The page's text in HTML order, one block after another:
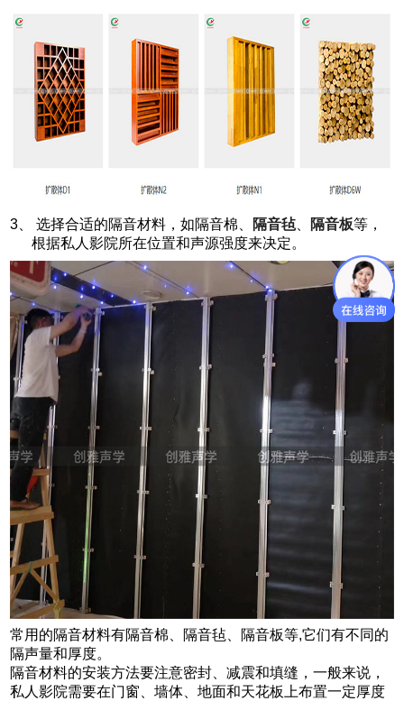
3、 选择合适的隔音材料，如隔音棉、 隔音毡 隔音板等，
根据私人影院所在位置和声源强度来决定。
常用的隔音材料有隔音棉、隔音毡、隔音板等,它们有不同的
隔声量和厚度。
隔音材料的安装方法要注意密封、减震和填缝，一般来说，
私人影院需要在门窗、墙体、地面和天花板上布置一定厚度